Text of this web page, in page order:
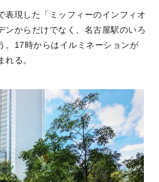
表現した「ミッフィーのインフィオ
ンからだけでなく、名古屋駅のいろ
。17時からはイルミネーションが
る。